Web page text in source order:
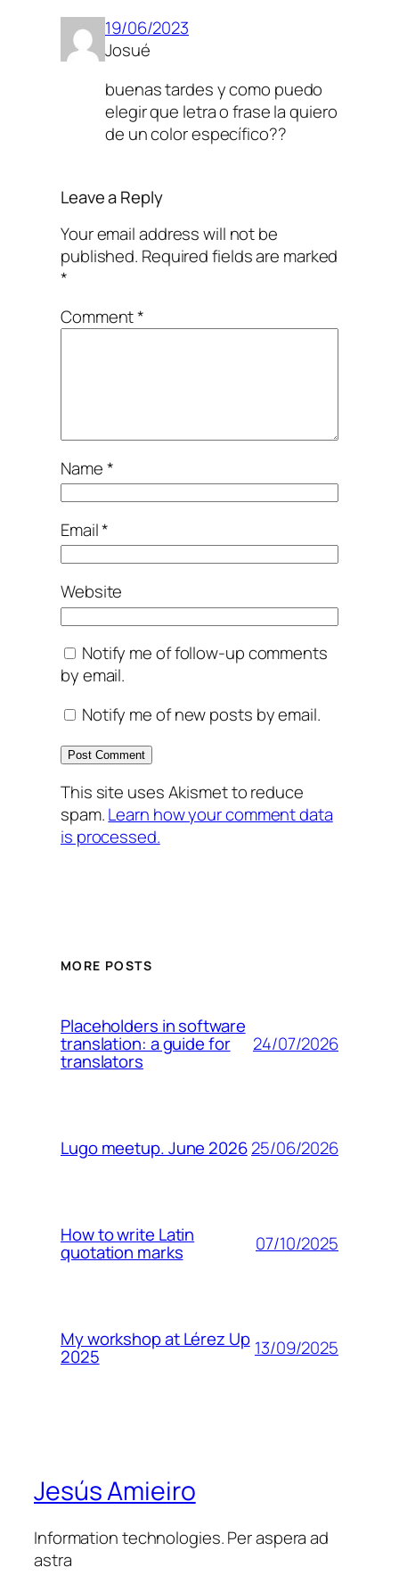
19/06/2023
Josué
buenas tardes y como puedo
elegir que letra o frase la quiero
de un color específico??
Leave a Reply
Your email address will not be
published. Required fields are marked
*
Comment*
Name*
Email*
Website
Notify me of follow-up comments
by email.
Notify me of new posts by email.
This site uses Akismet to reduce
spam.Learn how your comment data
is processed.
MORE POSTS
Placeholders in software
translation: a guide for
translators
24/07/2026
Lugo meetup. June 202625/06/2026
How to write Latin
quotation marks 07/10/2025
My workshop at Lérez Up
2025 13/09/2025
Jesús Amieiro
Information technologies. Per aspera ad
astra